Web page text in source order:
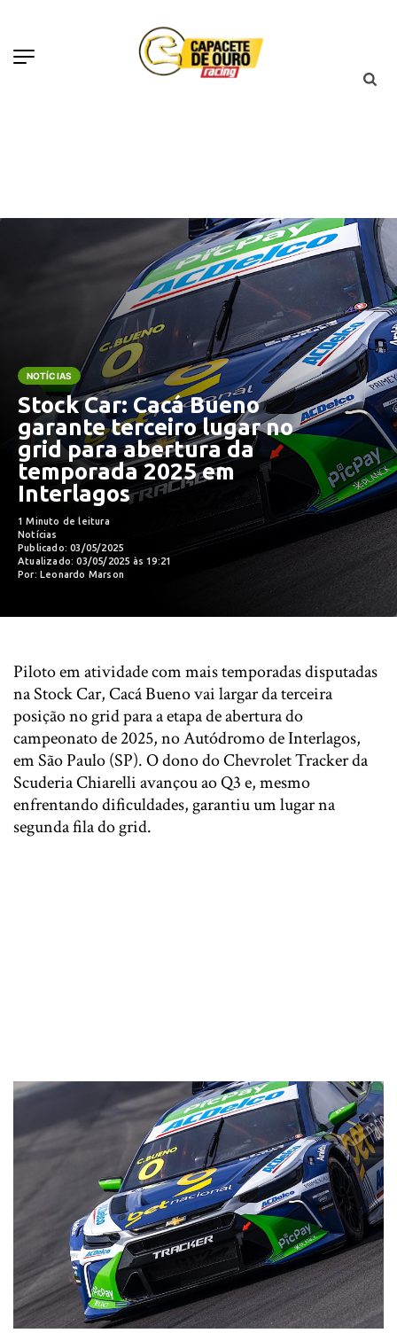
NOTÍCIAS
Stock Car: Cacá Bueno
garante terceiro lugar no
grid para abertura da
temporada 2025 em
Interlagos
1 Minuto de leitura
Notícias
Publicado: 03/05/2025
Atualizado: 03/05/2025 às 19:21
Por: Leonardo Marson
Piloto em atividade com mais temporadas disputadas
na Stock Car, Cacá Bueno vai largar da terceira
posição no grid para a etapa de abertura do
campeonato de 2025, no Autódromo de Interlagos,
em São Paulo (SP). O dono do Chevrolet Tracker da
Scuderia Chiarelli avançou ao Q3 e, mesmo
enfrentando dificuldades, garantiu um lugar na
segunda fila do grid.